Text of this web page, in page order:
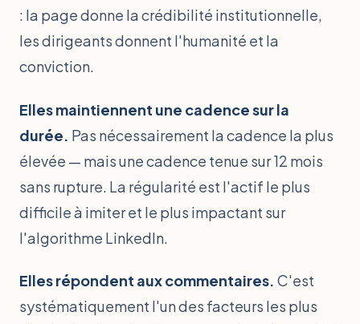
: la page donne la crédibilité institutionnelle,
les dirigeants donnent l'humanité et la
conviction.
Elles maintiennent une cadence sur la
durée. Pas nécessairement la cadence la plus
élevée — mais une cadence tenue sur 12 mois
sans rupture. La régularité est l'actif le plus
difficile à imiter et le plus impactant sur
l'algorithme LinkedIn.
Elles répondent aux commentaires. C'est
systématiquement l'un des facteurs les plus